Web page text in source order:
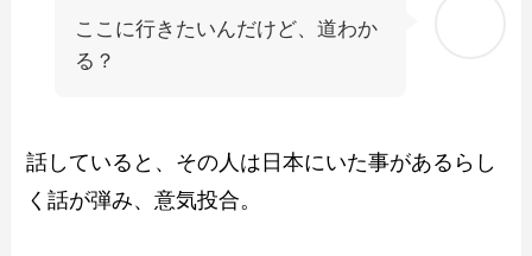
ここに行きたいんだけど、道わか
る？
話していると、その人は日本にいた事があるらし
く話が弾み、意気投合。